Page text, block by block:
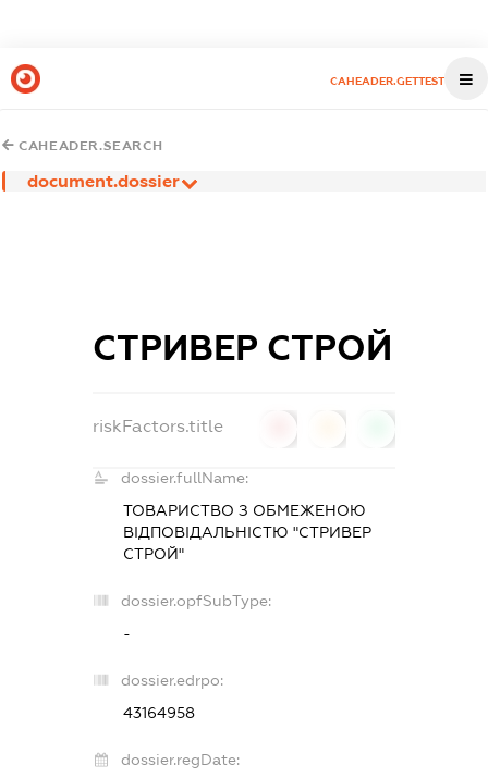
CAHEADER.GETTEST
CAHEADER.SEARCH
document.dossier
СТРИВЕР СТРОЙ
riskFactors.title
dossier.fullName:
ТОВАРИСТВО З ОБМЕЖЕНОЮ
ВІДПОВІДАЛЬНІСТЮ "СТРИВЕР
СТРОЙ"
dossier.opfSubType:
-
dossier.edrpo:
43164958
dossier.regDate: